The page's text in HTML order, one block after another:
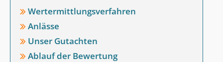
Wertermittlungsverfahren
Anlässe
Unser Gutachten
Ablauf der Bewertung